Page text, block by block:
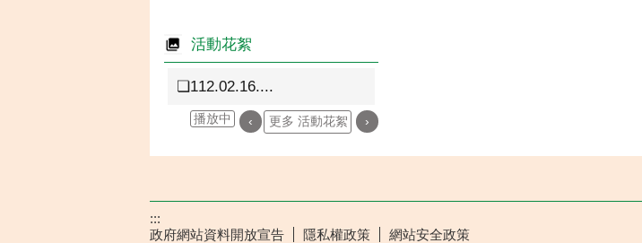
活動花絮
❏112.02.16....
播放中 ‹ 更多 活動花絮 ›
:::
政府網站資料開放宣告
隱私權政策 網站安全政策